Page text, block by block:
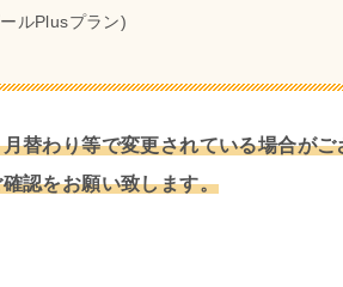
ルPlusプラン)
替わり等で変更されている場合が
認をお願い致します。